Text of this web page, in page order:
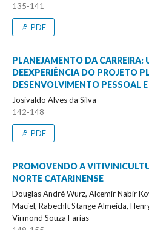
135-141
PDF
PLANEJAMENTO DA CARREIRA:
DEEXPERIÊNCIA DO PROJETO
DESENVOLVIMENTO PESSOAL
Josivaldo Alves da Silva
142-148
PDF
PROMOVENDO A
NORTE CATARINENSE
Douglas André Wurz, Alcemir Nabir
Maciel, Rabechlt Stange Almeida,
Virmond Souza Farias